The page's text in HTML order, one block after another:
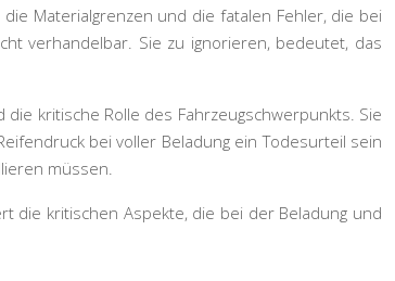
Materialgrenzen und die fatalen Fehler, die bei
verhandelbar. Sie zu ignorieren, bedeutet, das
kritische Rolle des Fahrzeugschwerpunkts. Sie
bei voller Beladung ein Todesurteil sein
müssen.
die kritischen Aspekte, die bei der Beladung und